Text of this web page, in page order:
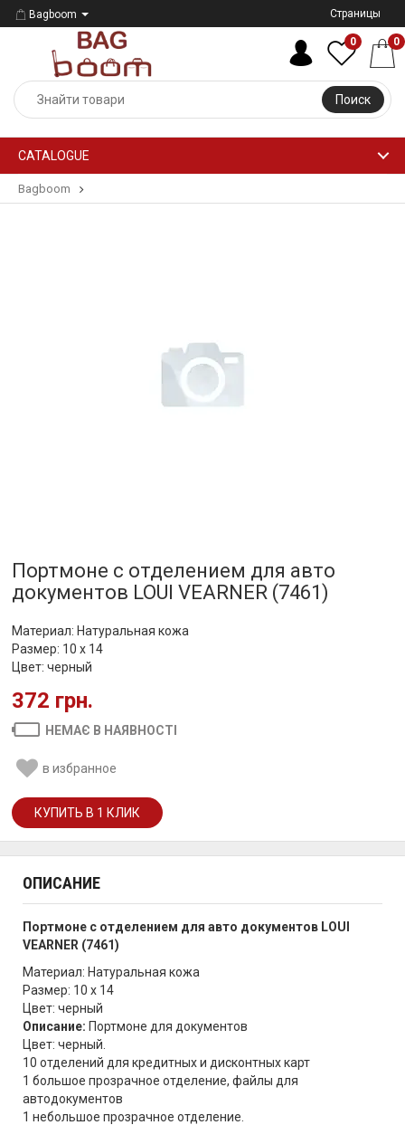
Bagboom Страницы
Поиск
0 0
CATALOGUE
Bagboom
Портмоне с отделением для авто
документов LOUI VEARNER (7461)
Материал: Натуральная кожа
Размер: 10 х 14
Цвет: черный
372 грн.
НЕМАЄ В НАЯВНОСТІ
в избранное
ОПИСАНИЕ
Портмоне с отделением для авто документов LOUI
VEARNER (7461)
Материал: Натуральная кожа
Размер: 10 х 14
Цвет: черный
Описание: Портмоне для документов
Цвет: черный.
10 отделений для кредитных и дисконтных карт
1 большое прозрачное отделение, файлы для
автодокументов
1 небольшое прозрачное отделение.